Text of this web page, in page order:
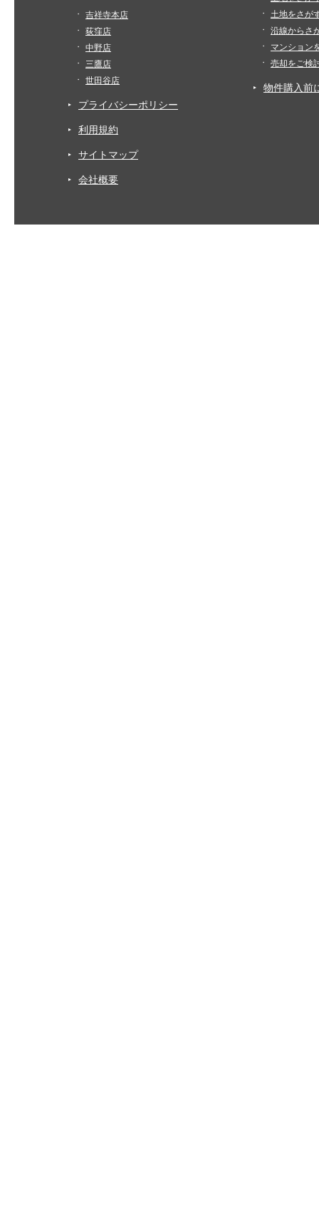
吉祥寺本店
荻窪店
中野店
三鷹店
世田谷店
プライバシーポリシー
利用規約
サイトマップ
会社概要
土地をさが
沿線からさ
マンション
売却をご検
物件購入前